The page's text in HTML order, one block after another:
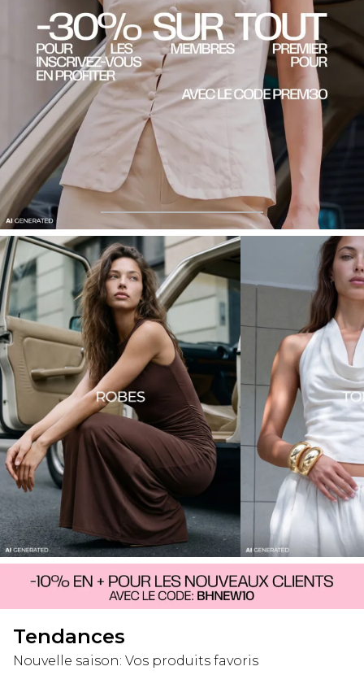
Tendances
Nouvelle saison: Vos produits favoris